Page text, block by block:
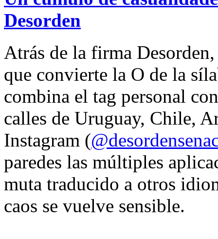
Desorden
Atrás de la firma
que convierte la O de la
combina el tag personal
calles de Uruguay, Chile,
Instagram (
paredes las múltiples
muta traducido a otros
caos se vuelve sensible.